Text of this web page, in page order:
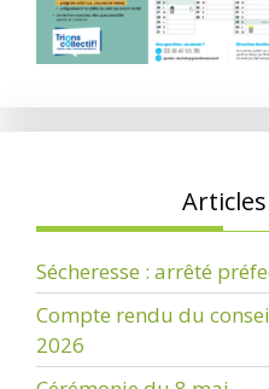
Sécheresse : arrêté
Compte rendu du
2026